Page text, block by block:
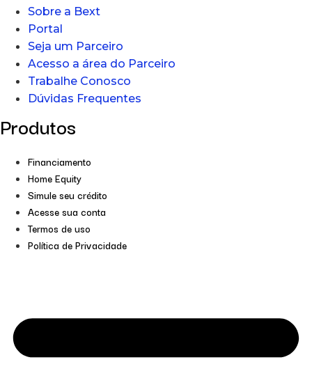
Sobre a Bext
Portal
Seja um Parceiro
Acesso a área do Parceiro
Trabalhe Conosco
Dúvidas Frequentes
Produtos
Financiamento
Home Equity
Simule seu crédito
Acesse sua conta
Termos de uso
Política de Privacidade